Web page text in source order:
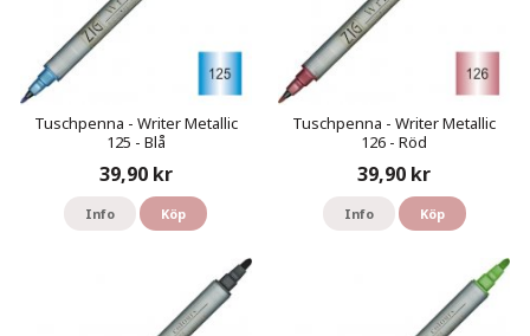
Tuschpenna - Writer Metallic
125 - Blå
39,90 kr
Info Köp
Tuschpenna - Writer Metallic
126 - Röd
39,90 kr
Info Köp